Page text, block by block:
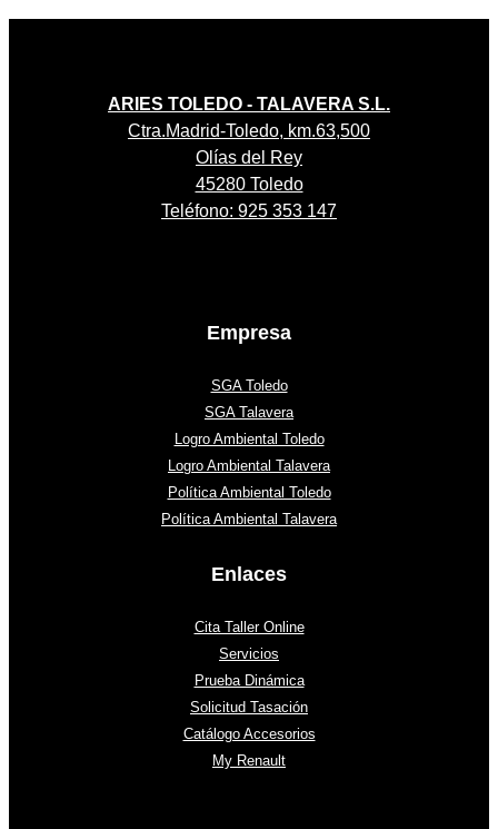
ARIES TOLEDO - TALAVERA S.L.
Ctra.Madrid-Toledo, km.63,500
Olías del Rey
45280 Toledo
Teléfono: 925 353 147
Empresa
SGA Toledo
SGA Talavera
Logro Ambiental Toledo
Logro Ambiental Talavera
Política Ambiental Toledo
Política Ambiental Talavera
Enlaces
Cita Taller Online
Servicios
Prueba Dinámica
Solicitud Tasación
Catálogo Accesorios
My Renault